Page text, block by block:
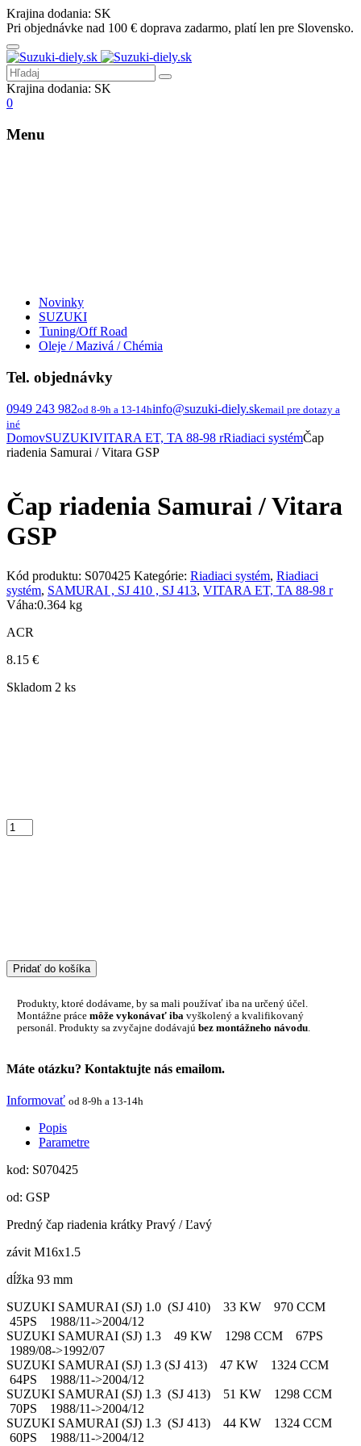
Krajina dodania: SK
Pri objednávke nad 100 € doprava zadarmo, platí len pre Slovensko.
Krajina dodania: SK
0
Menu
Novinky
SUZUKI
Tuning/Off Road
Oleje / Mazivá / Chémia
Tel. objednávky
0949 243 982od 8-9h a 13-14hinfo@suzuki-diely.skemail pre dotazy a
iné
DomovSUZUKIVITARA ET, TA 88-98 rRiadiaci systémČap
riadenia Samurai / Vitara GSP
Čap riadenia Samurai / Vitara
GSP
Kód produktu: S070425 Kategórie: Riadiaci systém, Riadiaci
systém, SAMURAI , SJ 410 , SJ 413, VITARA ET, TA 88-98 r
Váha:0.364 kg
ACR
8.15 €
Skladom 2 ks
Pridať do košíka
Produkty, ktoré dodávame, by sa mali používať iba na určený účel.
Montážne práce môže vykonávať iba vyškolený a kvalifikovaný
personál. Produkty sa zvyčajne dodávajú bez montážneho návodu
Máte otázku? Kontaktujte nás emailom.
Informovať od 8-9h a 13-14h
Popis
Parametre
kod: S070425
od: GSP
Predný čap riadenia krátky Pravý / Ľavý
závit M16x1.5
dĺžka 93 mm
SUZUKI SAMURAI (SJ) 1.0 (SJ 410) 33 KW 970 CCM
45PS 1988/11->2004/12
SUZUKI SAMURAI (SJ) 1.3 49 KW 1298 CCM 67PS
1989/08->1992/07
SUZUKI SAMURAI (SJ) 1.3 (SJ 413) 47 KW 1324 CCM
64PS 1988/11->2004/12
SUZUKI SAMURAI (SJ) 1.3 (SJ 413) 51 KW 1298 CCM
70PS 1988/11->2004/12
SUZUKI SAMURAI (SJ) 1.3 (SJ 413) 44 KW 1324 CCM
60PS 1988/11->2004/12